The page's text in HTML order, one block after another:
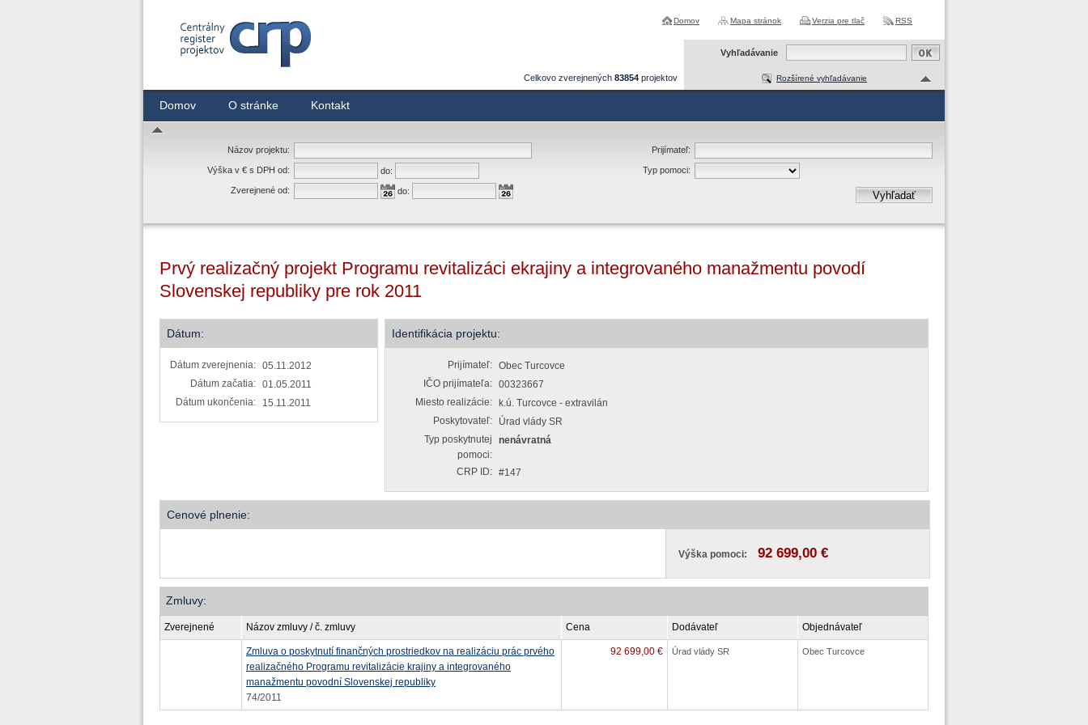
Domov Mapa stránok Verzia pre tlač RSS
Celkovo zverejnených 83854 projektov
Domov O stránke Kontakt
Vyhľadávanie
Rozšírené vyhľadávanie
Názov projektu:
Výška v € s DPH od:
do:
Zverejnené od:
do:
Prijímateľ:
Typ pomoci:
Vyhľadať
Prvý realizačný projekt Programu revitalizáci ekrajiny a integrovaného manažmentu povodí
Slovenskej republiky pre rok 2011
Dátum:
Dátum zverejnenia: 05.11.2012
Dátum začatia: 01.05.2011
Dátum ukončenia:
15.11.2011
Identifikácia projektu:
Prijímateľ: Obec Turcovce
IČO prijímateľa: 00323667
Miesto realizácie:
k.ú. Turcovce - extravilán
Poskytovateľ:
Úrad vlády SR
Typ poskytnutej
pomoci:
nenávratná
CRP ID: #147
Cenové plnenie:
Výška pomoci: 92 699,00 €
Zmluvy:
Zverejnené Názov zmluvy / č. zmluvy Cena Dodávateľ Objednávateľ
Zmluva o poskytnutí finančných prostriedkov na realizáciu prác prvého
realizačného Programu revitalizácie krajiny a integrovaného
manažmentu povodní Slovenskej republiky
74/2011
92 699,00 € Úrad vlády SR Obec Turcovce